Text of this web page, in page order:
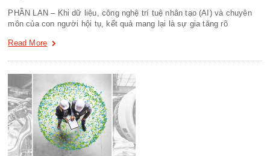
PHẦN LAN – Khi dữ liệu, công nghệ trí tuệ nhân tạo (AI) và chuyên
môn của con người hội tụ, kết quả mang lại là sự gia tăng rõ
Read More